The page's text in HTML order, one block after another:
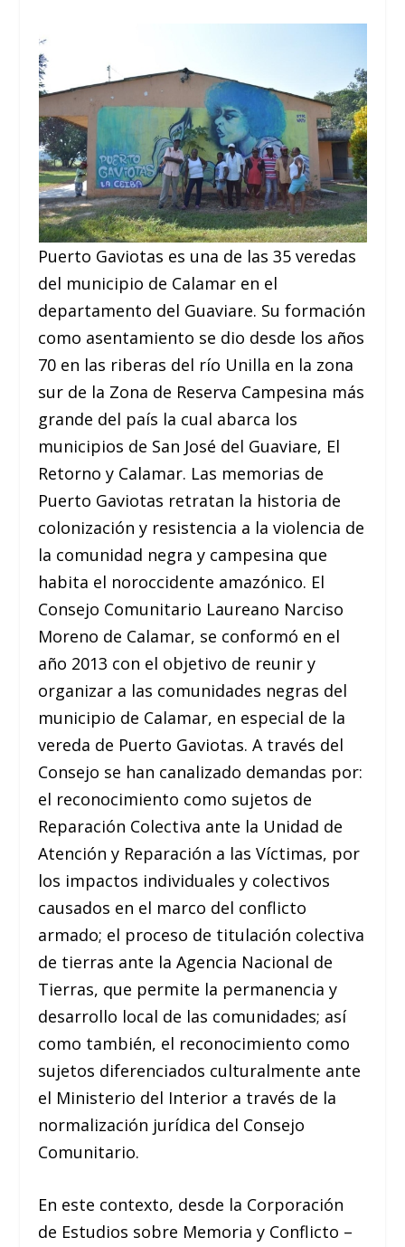
Puerto Gaviotas es una de las 35 veredas
del municipio de Calamar en el
departamento del Guaviare. Su formación
como asentamiento se dio desde los años
70 en las riberas del río Unilla en la zona
sur de la Zona de Reserva Campesina más
grande del país la cual abarca los
municipios de San José del Guaviare, El
Retorno y Calamar. Las memorias de
Puerto Gaviotas retratan la historia de
colonización y resistencia a la violencia de
la comunidad negra y campesina que
habita el noroccidente amazónico. El
Consejo Comunitario Laureano Narciso
Moreno de Calamar, se conformó en el
año 2013 con el objetivo de reunir y
organizar a las comunidades negras del
municipio de Calamar, en especial de la
vereda de Puerto Gaviotas. A través del
Consejo se han canalizado demandas por:
el reconocimiento como sujetos de
Reparación Colectiva ante la Unidad de
Atención y Reparación a las Víctimas, por
los impactos individuales y colectivos
causados en el marco del conflicto
armado; el proceso de titulación colectiva
de tierras ante la Agencia Nacional de
Tierras, que permite la permanencia y
desarrollo local de las comunidades; así
como también, el reconocimiento como
sujetos diferenciados culturalmente ante
el Ministerio del Interior a través de la
normalización jurídica del Consejo
Comunitario.
En este contexto, desde la Corporación
de Estudios sobre Memoria y Conflicto –